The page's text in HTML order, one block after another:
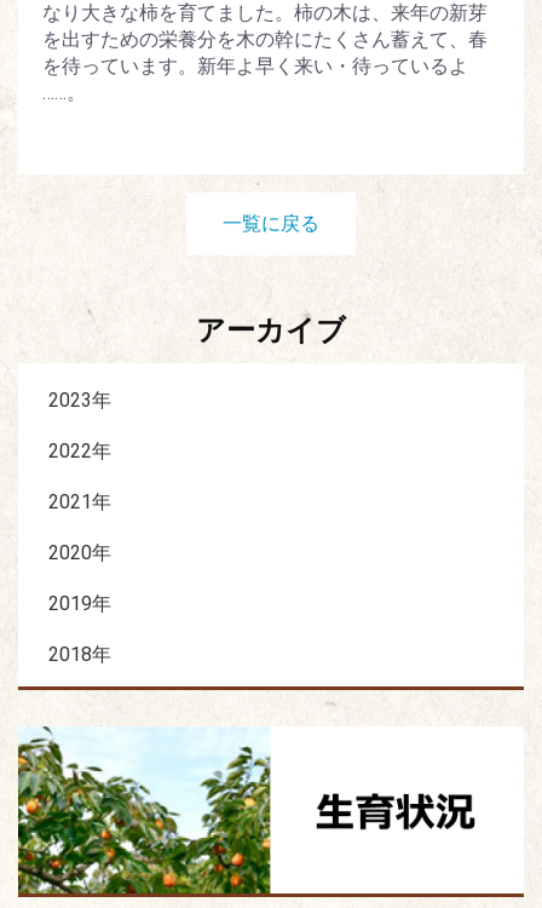
なり大きな柿を育てました。柿の木は、来年の新芽
を出すための栄養分を木の幹にたくさん蓄えて、春
を待っています。新年よ早く来い・待っているよ
……。
一覧に戻る
アーカイブ
2023年
2022年
2021年
2020年
2019年
2018年